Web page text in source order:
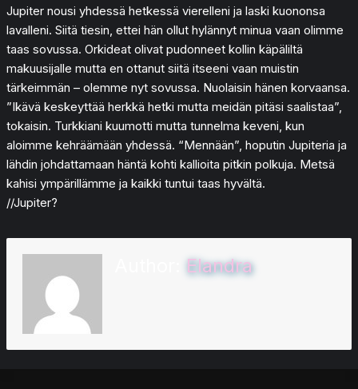
Jupiter nousi yhdessä hetkessä vierelleni ja laski kuononsa
lavalleni. Siitä tiesin, ettei hän ollut hylännyt minua vaan olimme
taas sovussa. Orkideat olivat pudonneet kollin käpäliltä
makuusijalle mutta en ottanut siitä itseeni vaan muistin
tärkeimmän – olemme nyt sovussa. Nuolaisin hänen korvaansa.
”Ikävä keskeyttää herkkä hetki mutta meidän pitäsi saalistaa”,
tokaisin. Turkkiani kuumotti mutta tunnelma keveni, kun
aloimme kehräämään yhdessä. “Mennään”, hoputin Jupiteria ja
lähdin johdattamaan häntä kohti kallioita pitkin polkuja. Metsä
kahisi ympärillämme ja kaikki tuntui taas hyvältä.
//Jupiter?
Elandra